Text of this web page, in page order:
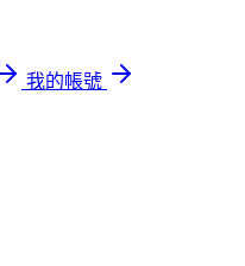
我的帳號